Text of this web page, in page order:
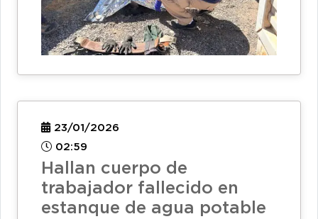
23/01/2026
02:59
Hallan cuerpo de
trabajador fallecido en
estanque de agua potable